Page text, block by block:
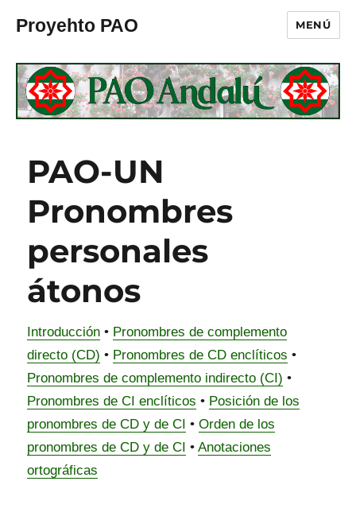
Proyehto PAO MENÚ
PAO-UN
Pronombres
personales
átonos
Introducción • Pronombres de complemento
directo (CD) • Pronombres de CD enclíticos •
Pronombres de complemento indirecto (CI) •
Pronombres de CI enclíticos • Posición de los
pronombres de CD y de CI •Orden de los
pronombres de CD y de CI •Anotaciones
ortográficas